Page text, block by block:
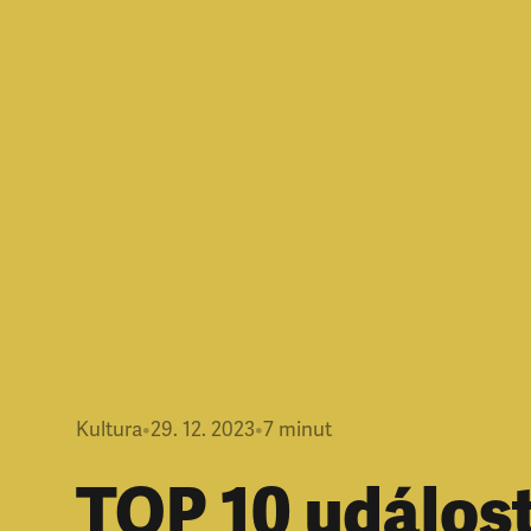
Kultura•29. 12. 2023•7 minut
TOP 10